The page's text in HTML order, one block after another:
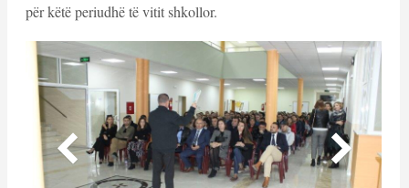
për këtë periudhë të vitit shkollor.